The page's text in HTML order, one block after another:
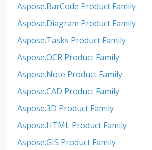
Aspose.BarCode Product Family
Aspose.Diagram Product Family
Aspose.Tasks Product Family
Aspose.OCR Product Family
Aspose.Note Product Family
Aspose.CAD Product Family
Aspose.3D Product Family
Aspose.HTML Product Family
Aspose.GIS Product Family